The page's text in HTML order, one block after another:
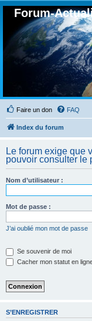
Forum-
Faire un don FAQ
Index du forum
Le forum exige que
pouvoir consulter le
Nom d’utilisateur :
Mot de passe :
J’ai oublié mon mot de passe
Se souvenir de moi
Cacher mon statut en
S’ENREGISTRER